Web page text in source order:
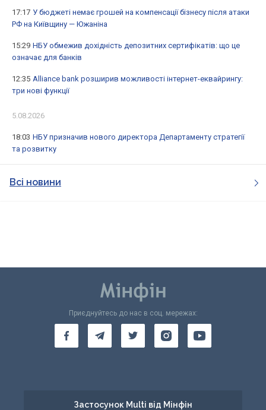
17:17 У бюджеті немає грошей на компенсації бізнесу після атаки
РФ на Київщину — Южаніна
15:29 НБУ обмежив дохідність депозитних сертифікатів: що це
означає для банків
12:35 Alliance bank розширив можливості інтернет-еквайрингу:
три нові функції
5.08.2026
18:03 НБУ призначив нового директора Департаменту стратегії
та розвитку
Всі новини
Приєднуйтесь до нас в соц. мережах:
Застосунок Multi від Мінфін